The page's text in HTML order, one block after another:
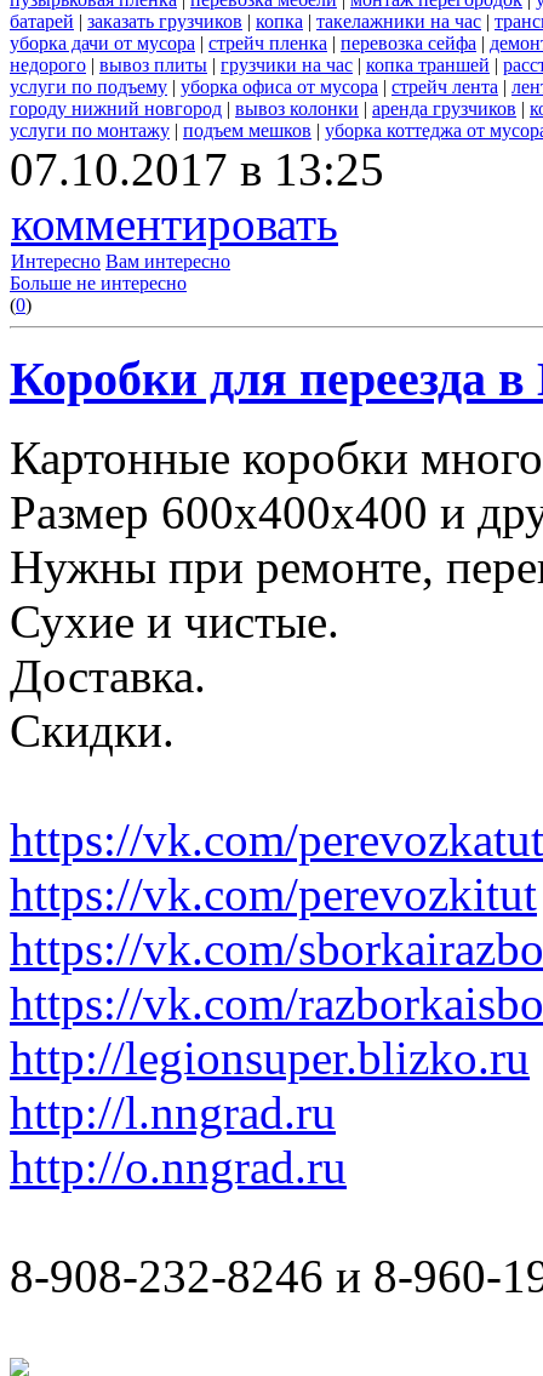
батарей | заказать грузчиков | копка | такелажники на час |
уборка дачи от мусора | стрейч пленка | перевозка сейфа |
недорого | вывоз плиты | грузчики на час | копка траншей |
услуги по подъему | уборка офиса от мусора | стрейч лента |
городу нижний новгород | вывоз колонки | аренда грузчиков |
услуги по монтажу | подъем мешков | уборка коттеджа от
07.10.2017 в 13:25
комментировать
Интересно Вам интересно
Больше не интересно
(0)
Коробки для переезда
Картонные коробки
Размер 600х400х400 и
Нужны при ремонте,
Сухие и чистые.
Доставка.
Скидки.
https://vk.com/perevozkatut
https://vk.com/perevozkitut
https://vk.com/
https://vk.com/
http://legionsuper.blizko.ru
http://l.nngrad.ru
http://o.nngrad.ru
8-908-232-8246 и 8-960-